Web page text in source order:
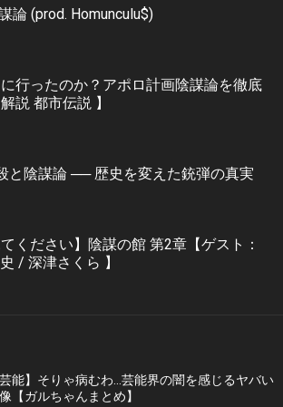
論 (prod. Homunculu$)
行ったのか？アポロ計画陰謀論を徹底
説 都市伝説 】
と陰謀論 ── 歴史を変えた銃弾の真実
ください】陰謀の館 第2章【ゲスト：
/ 深津さくら 】
芸能】そりゃ病むわ…芸能界の闇を感じるヤバい
【ガルちゃんまとめ】